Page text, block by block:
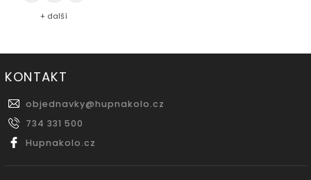
+ další
KONTAKT
objednavky@hupnakolo.cz
734 331 500
Hupnakolo.cz